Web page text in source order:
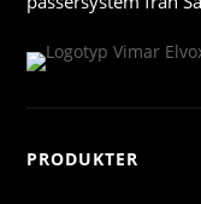
PRODUKTER